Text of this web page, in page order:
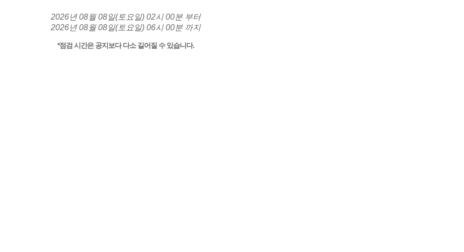
2026년 08월 08일(토요일) 02시 00분 부터
2026년 08월 08일(토요일) 06시 00분 까지
*점검 시간은 공지보다 다소 길어질 수 있습니다.